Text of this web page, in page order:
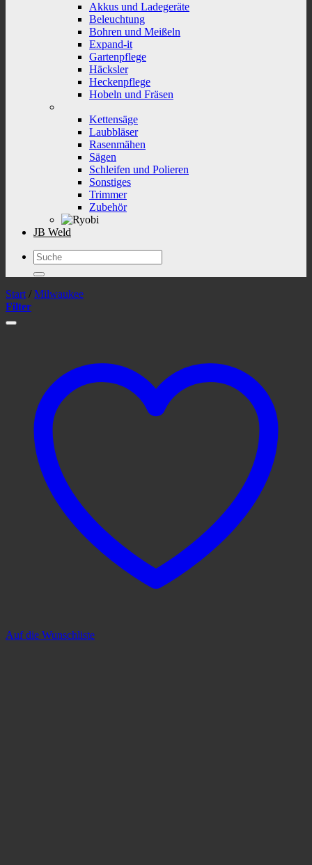
Akkus und Ladegeräte
Beleuchtung
Bohren und Meißeln
Expand-it
Gartenpflege
Häcksler
Heckenpflege
Hobeln und Fräsen
Kettensäge
Laubbläser
Rasenmähen
Sägen
Schleifen und Polieren
Sonstiges
Trimmer
Zubehör
JB Weld
Suchen
nach:
Start / Milwaukee
Filter
Auf die Wunschliste